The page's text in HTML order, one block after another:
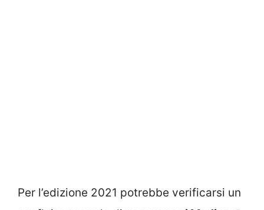
Per l’edizione 2021 potrebbe verificarsi un